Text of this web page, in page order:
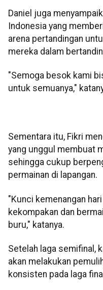
Daniel juga
Indonesia yang
arena pertandingan
mereka dalam
"Semoga besok kami
untuk semuanya,"
Sementara itu, Fikri
yang unggul membuat
sehingga cukup
permainan di lapangan.
"Kunci kemenangan
kekompakan dan
buru," katanya.
Setelah laga semifinal,
akan melakukan
konsisten pada laga